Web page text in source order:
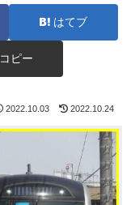
はてブ
コピー
2022.10.03 2022.10.24